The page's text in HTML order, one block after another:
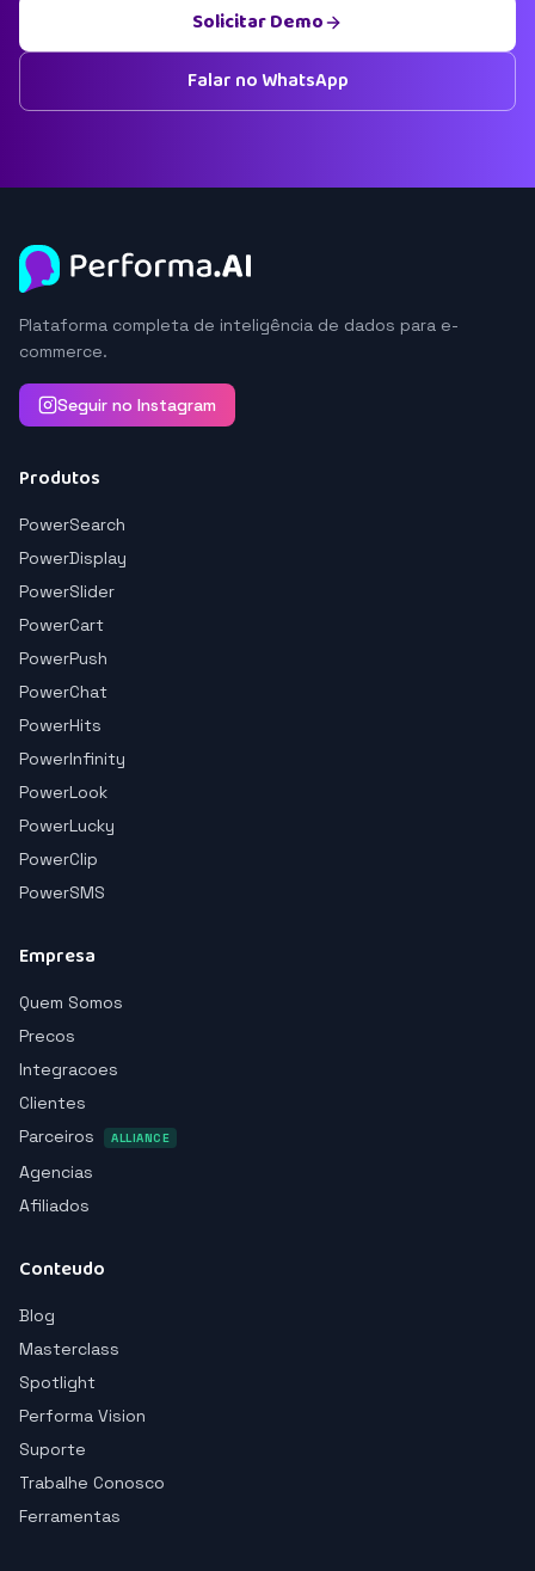
Solicitar Demo
Falar no WhatsApp
Plataforma completa de inteligência de dados para e-
commerce.
Seguir no Instagram
Produtos
PowerSearch
PowerDisplay
PowerSlider
PowerCart
PowerPush
PowerChat
PowerHits
PowerInfinity
PowerLook
PowerLucky
PowerClip
PowerSMS
Empresa
Quem Somos
Precos
Integracoes
Clientes
Parceiros
ALLIANCE
Agencias
Afiliados
Conteudo
Blog
Masterclass
Spotlight
Performa Vision
Suporte
Trabalhe Conosco
Ferramentas